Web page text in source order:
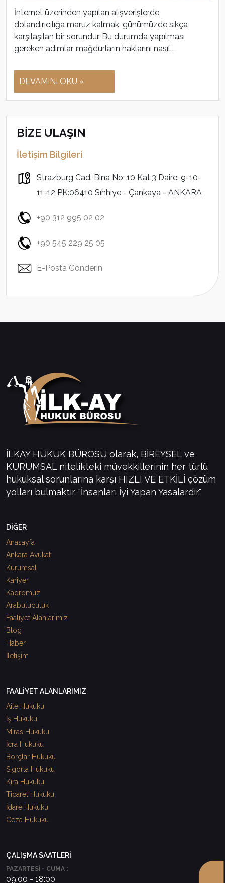
İnternet üzerinden yapılan alışverişlerde
dolandırıcılığa maruz kalmak, günümüzde sıkça
karşılaşılan bir sorundur. Bu durumda yapılması
gereken adımlar, mağdurların haklarını nasıl…
DEVAMINI OKU »
BİZE ULAŞIN
İletişim Bilgileri
Strazburg Cad. Bina No: 10 Kat:3 Daire: 9-10-
11-12 PK:06410 Sıhhiye - Çankaya - ANKARA
+90 312 995 02 02
+90 545 229 25 05
E-Posta Gönderin
İLKAY HUKUK BÜROSU olarak, BİREYSEL ve
KURUMSAL nitelikteki müvekkillerinin her türlü
hukuksal sorunlarına karşı HIZLI VE ETKİLİ çözüm
yolları bulmaktır. "İnsanları İyi Yapan Yasalardır."
DİĞER
Anasayfa
Ankara Avukat
Kurumsal
Kariyer
Kadromuz
Arabuluculuk
Faaliyet Alanlarımız
Blog
Haber
İletişim
FAALİYET ALANLARIMIZ
Aile Hukuku
İş Hukuku
Miras Hukuku
İcra Hukuku
Borçlar Hukuku
Sigorta Hukuku
Kira Hukuku
Ticaret Hukuku
İdare Hukuku
Ceza Hukuku
ÇALIŞMA SAATLERİ
PAZARTESİ - CUMA :
09:00 - 18:00